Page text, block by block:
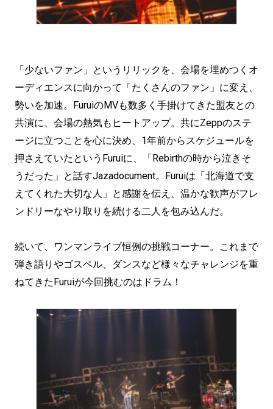
「少ないファン」というリリックを、会場を埋めつくオ
ーディエンスに向かって「たくさんのファン」に変え、
勢いを加速。FuruiのMVも数多く手掛けてきた盟友との
共演に、会場の熱気もヒートアップ。共にZeppのステ
ージに立つことを心に決め、1年前からスケジュールを
押さえていたというFuruiに、「Rebirthの時から泣きそ
うだった」と話すJazadocument。Furuiは「北海道で支
えてくれた大切な人」と感謝を伝え、温かな歓声がフレ
ンドリーなやり取りを続ける二人を包み込んだ。
続いて、ワンマンライブ恒例の挑戦コーナー。これまで
弾き語りやゴスペル、ダンスなど様々なチャレンジを重
ねてきたFuruiが今回挑むのはドラム！